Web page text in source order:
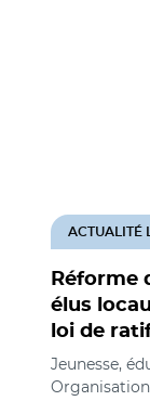
Réforme
élus
loi de
ACTUALITÉ
Jeunesse,